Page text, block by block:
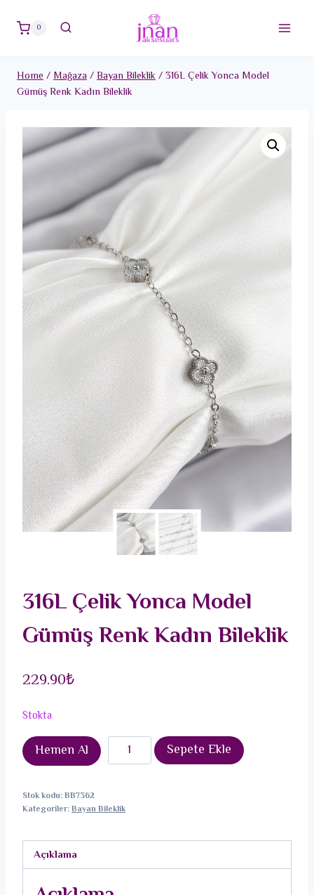
0
Home/Mağaza/Bayan Bileklik/316L Çelik Yonca Model
Gümüş Renk Kadın Bileklik
316L Çelik Yonca Model
Gümüş Renk Kadın Bileklik
229.90₺
Stokta
Hemen Al
316L
Çelik
Model
Renk
Sepete Ekle
Stok kodu:BB7362
Kategoriler:Bayan Bileklik
Açıklama